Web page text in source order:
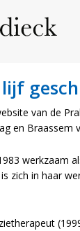
van de
en Braassem
werkzaam
zich in haar